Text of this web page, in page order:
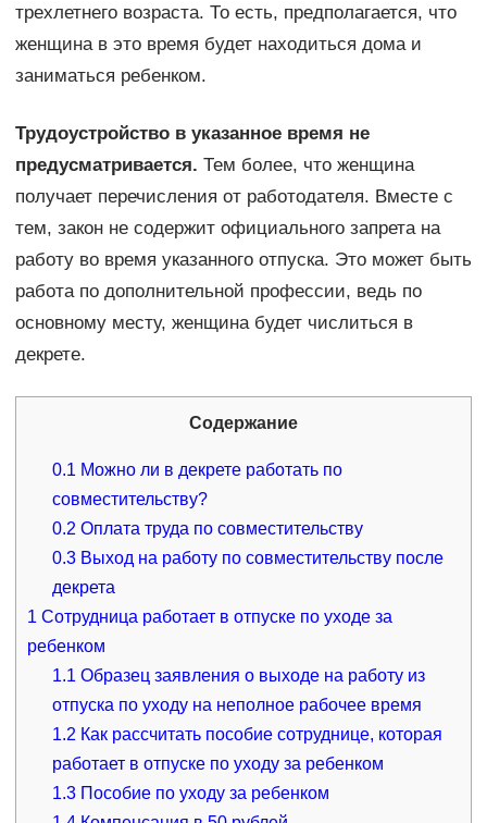
трехлетнего возраста. То есть, предполагается, что
женщина в это время будет находиться дома и
заниматься ребенком.
Трудоустройство в указанное время не
предусматривается. Тем более, что женщина
получает перечисления от работодателя. Вместе с
тем, закон не содержит официального запрета на
работу во время указанного отпуска. Это может быть
работа по дополнительной профессии, ведь по
основному месту, женщина будет числиться в
декрете.
Содержание
0.1 Можно ли в декрете работать по
совместительству?
0.2 Оплата труда по совместительству
0.3 Выход на работу по совместительству после
декрета
1 Сотрудница работает в отпуске по уходe за
ребенком
1.1 Образец заявления о выходе на работу из
отпуска по уходу на неполное рабочее время
1.2 Как рассчитать пособие сотруднице, которая
работает в отпуске по уходу за ребенком
1.3 Пособие по уходу за ребенком